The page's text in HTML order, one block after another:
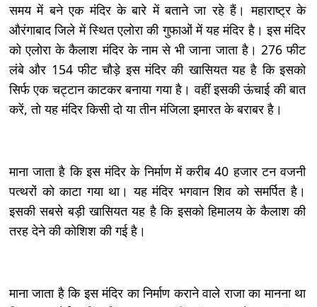
समय में बने एक मंदिर के बारे में बताने जा रहे हैं। महाराष्ट्र के
औरंगाबाद जिले में स्थित एलोरा की गुफाओं में यह मंदिर है। इस मंदिर
को एलोरा के कैलाश मंदिर के नाम से भी जाना जाता है। 276 फीट
लंबे और 154 फीट चौड़े इस मंदिर की खासियत यह है कि इसको
सिर्फ एक चट्टान काटकर बनाया गया है। वहीं इसकी ऊंचाई की बात
करें, तो यह मंदिर किसी दो या तीन मंजिला इमारत के बराबर है।
माना जाता है कि इस मंदिर के निर्माण में करीब 40 हजार टन वजनी
पत्थरों को काटा गया था। यह मंदिर भगवान शिव को समर्पित है।
इसकी सबसे बड़ी खासियत यह है कि इसको हिमालय के कैलाश की
तरह देने की कोशिश की गई है।
माना जाता है कि इस मंदिर का निर्माण कराने वाले राजा का मानना था